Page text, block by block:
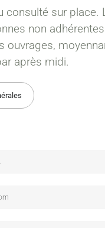
consulté sur place.
non
ouvrages,
après midi.